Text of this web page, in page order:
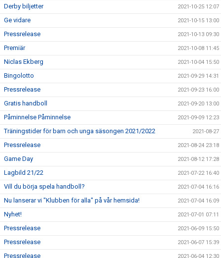
Derby biljetter 2021-10-25 12:07
Ge vidare 2021-10-15 13:00
Pressrelease 2021-10-13 09:30
Premiär 2021-10-08 11:45
Niclas Ekberg 2021-10-04 15:50
Bingolotto 2021-09-29 14:31
Pressrelease 2021-09-23 16:00
Gratis handboll 2021-09-20 13:00
Påminnelse Påminnelse 2021-09-09 12:23
Träningstider för barn och unga säsongen 2021/2022 2021-08-27
Pressrelease 2021-08-24 23:18
Game Day 2021-08-12 17:28
Lagbild 21/22 2021-07-22 16:40
Vill du börja spela handboll? 2021-07-04 16:16
Nu lanserar vi "Klubben för alla" på vår hemsida! 2021-07-04 16:09
Nyhet! 2021-07-01 07:11
Pressrelease 2021-06-09 15:50
Pressrelease 2021-06-07 15:39
Pressrelease 2021-06-04 12:30